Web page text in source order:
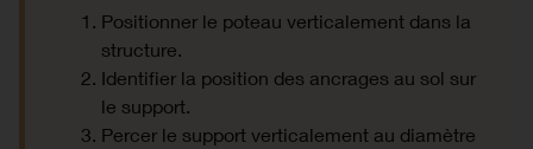
Positionner le poteau verticalement dans la
structure.
Identifier la position des ancrages au sol sur
le support.
Percer le support verticalement au diamètre